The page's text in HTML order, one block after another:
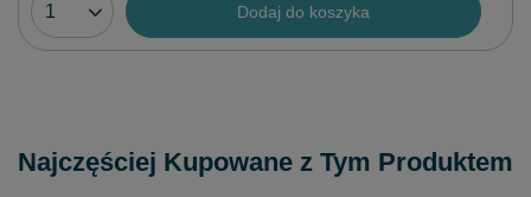
Dodaj do koszyka
Najczęściej Kupowane z Tym Produktem